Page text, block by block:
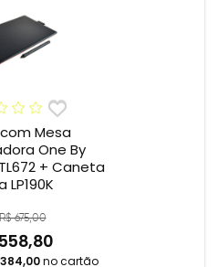
Mesa
One By
+ Caneta
LP190K
675,00
no cartão